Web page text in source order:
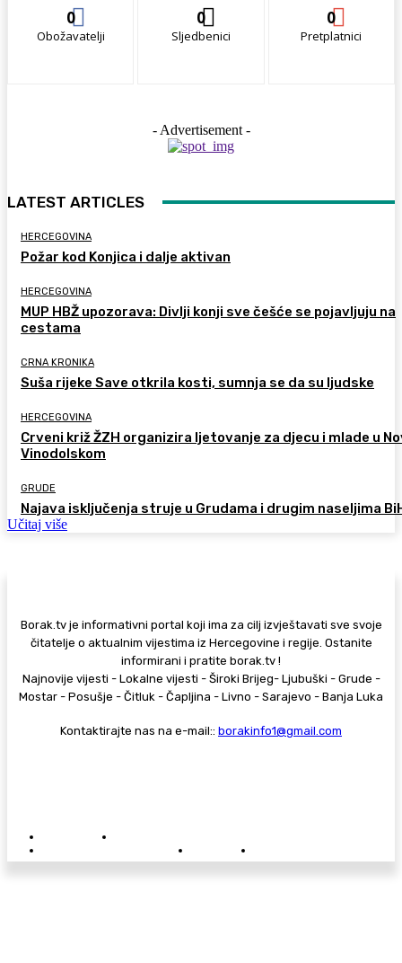
0
Obožavatelji
0
Sljedbenici
0
Pretplatnici
- Advertisement -
LATEST ARTICLES
HERCEGOVINA
Požar kod Konjica i dalje aktivan
HERCEGOVINA
MUP HBŽ upozorava: Divlji konji sve češće se pojavljuju na
cestama
CRNA KRONIKA
Suša rijeke Save otkrila kosti, sumnja se da su ljudske
HERCEGOVINA
Crveni križ ŽZH organizira ljetovanje za djecu i mlade u
Vinodolskom
GRUDE
Najava isključenja struje u Grudama i drugim naseljima
Učitaj više
Borak.tv je informativni portal koji ima za cilj izvještavati sve svoje
čitatelje o aktualnim vijestima iz Hercegovine i regije. Ostanite
informirani i pratite borak.tv !
Najnovije vijesti - Lokalne vijesti - Široki Brijeg- Ljubuški - Grude -
Mostar - Posušje - Čitluk - Čapljina - Livno - Sarajevo - Banja Luka
Kontaktirajte nas na e-mail:: borakinfo1@gmail.com